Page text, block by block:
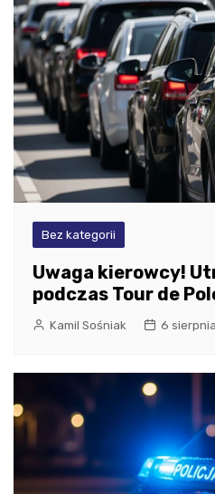
Bez kategorii
Uwaga kierowcy!
podczas Tour de
Kamil Sośniak 6